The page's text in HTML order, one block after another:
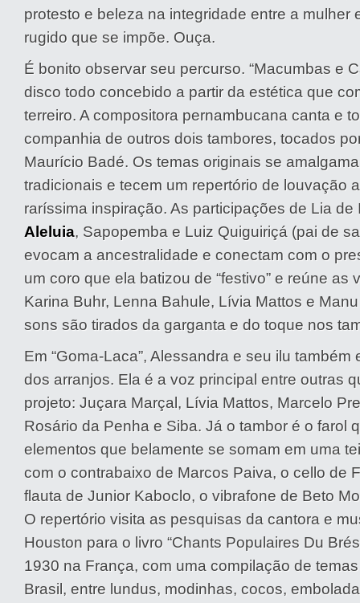
protesto e beleza na integridade entre a mulher
rugido que se impõe. Ouça.
É bonito observar seu percurso. “Macumbas e
disco todo concebido a partir da estética que
terreiro. A compositora pernambucana canta e
companhia de outros dois tambores, tocados
Maurício Badé. Os temas originais se
tradicionais e tecem um repertório de louvação
raríssima inspiração. As participações de Lia
Aleluia, Sapopemba e Luiz Quiguiriçá (pai de
evocam a ancestralidade e conectam com o
um coro que ela batizou de “festivo” e reúne as
Karina Buhr, Lenna Bahule, Lívia Mattos e
sons são tirados da garganta e do toque nos
Em “Goma-Laca”, Alessandra e seu ilu também
dos arranjos. Ela é a voz principal entre outras
projeto: Juçara Marçal, Lívia Mattos, Marcelo
Rosário da Penha e Siba. Já o tambor é o farol
elementos que belamente se somam em uma
com o contrabaixo de Marcos Paiva, o cello de
flauta de Junior Kaboclo, o vibrafone de Beto
O repertório visita as pesquisas da cantora e
Houston para o livro “Chants Populaires Du
1930 na França, com uma compilação de
Brasil, entre lundus, modinhas, cocos,